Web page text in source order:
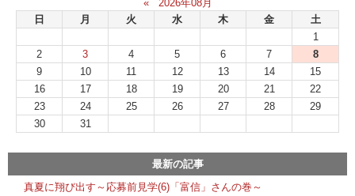
«
2026年08月
日
月 火 水 木 金
土
1
2
3 4 5 6 7
8
9
10 11 12 13 14
15
16
17 18 19 20 21
22
23
24 25 26 27 28
29
30
31
最新の記事
真夏に翔び出す～応募前見学(6)「富信」さんの巻～